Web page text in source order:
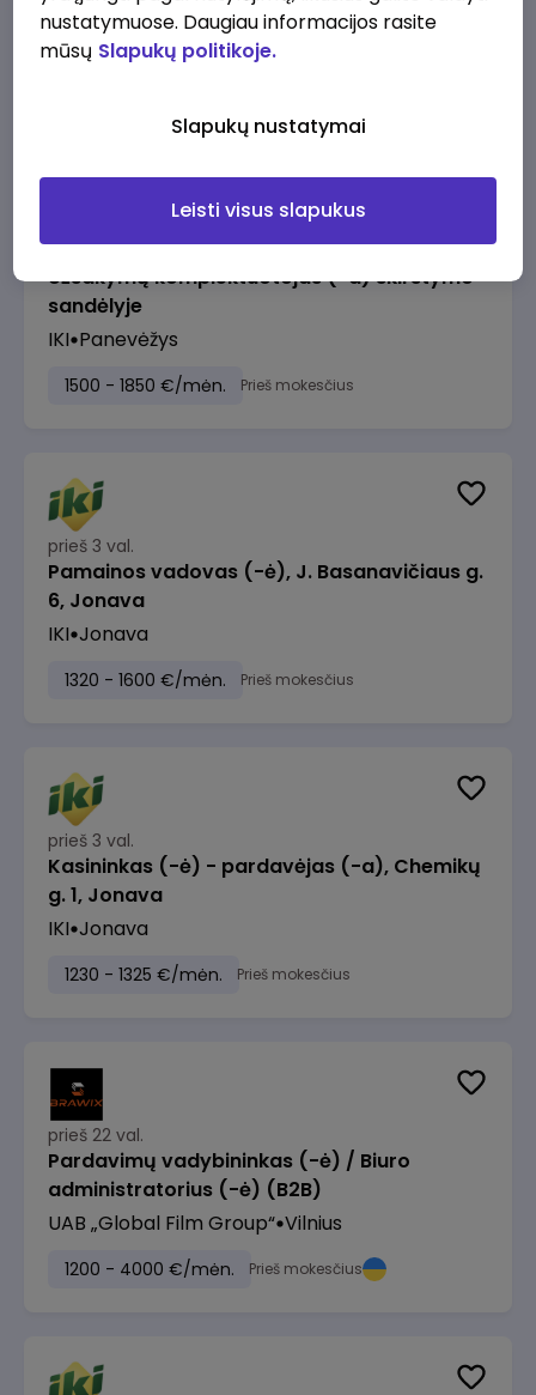
Ukmergės kelias 8, Avižieniai
IKI Vilnius
prieš 3 val.
Užsakymų komplektuotojas (-a) skirstymo
sandėlyje
IKI Panevėžys
1500 - 1850 €/mėn. Prieš mokesčius
prieš 3 val.
Pamainos vadovas (-ė), J. Basanavičiaus g.
6, Jonava
IKI Jonava
1320 - 1600 €/mėn. Prieš mokesčius
prieš 3 val.
Kasininkas (-ė) - pardavėjas (-a), Chemikų
g. 1, Jonava
IKI Jonava
1230 - 1325 €/mėn. Prieš mokesčius
prieš 22 val.
Pardavimų vadybininkas (-ė) / Biuro
administratorius (-ė) (B2B)
UAB „Global Film Group“ Vilnius
1200 - 4000 €/mėn. Prieš mokesčius
nustatymuose. Daugiau informacijos rasite
mūsų Slapukų politikoje.
Slapukų nustatymai
Leisti visus slapukus